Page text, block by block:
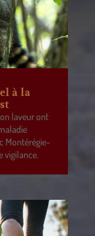
à la
laveur ont
Montérégie-
vigilance.